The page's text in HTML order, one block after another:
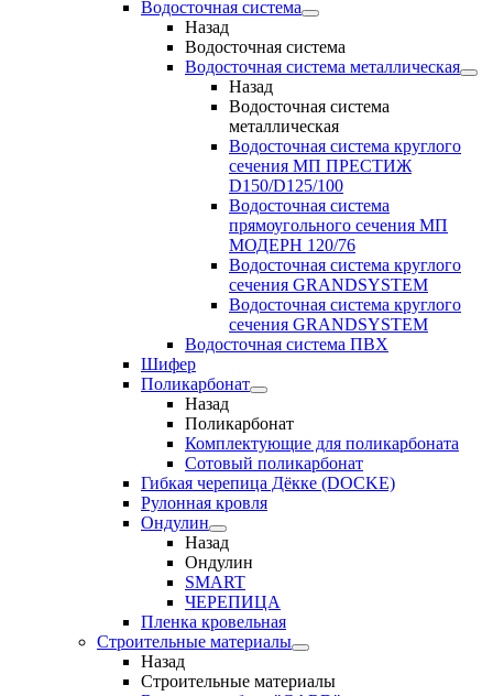
Водосточная система
Назад
Водосточная система
Водосточная система металлическая
Назад
Водосточная система
металлическая
Водосточная система круглого
сечения МП ПРЕСТИЖ
D150/D125/100
Водосточная система
прямоугольного сечения МП
МОДЕРН 120/76
Водосточная система круглого
сечения GRANDSYSTEM
Водосточная система круглого
сечения GRANDSYSTEM
Водосточная система ПВХ
Шифер
Поликарбонат
Назад
Поликарбонат
Комплектующие для поликарбоната
Сотовый поликарбонат
Гибкая черепица Дёкке (DOCKE)
Рулонная кровля
Ондулин
Назад
Ондулин
SMART
ЧЕРЕПИЦА
Пленка кровельная
Строительные материалы
Назад
Строительные материалы